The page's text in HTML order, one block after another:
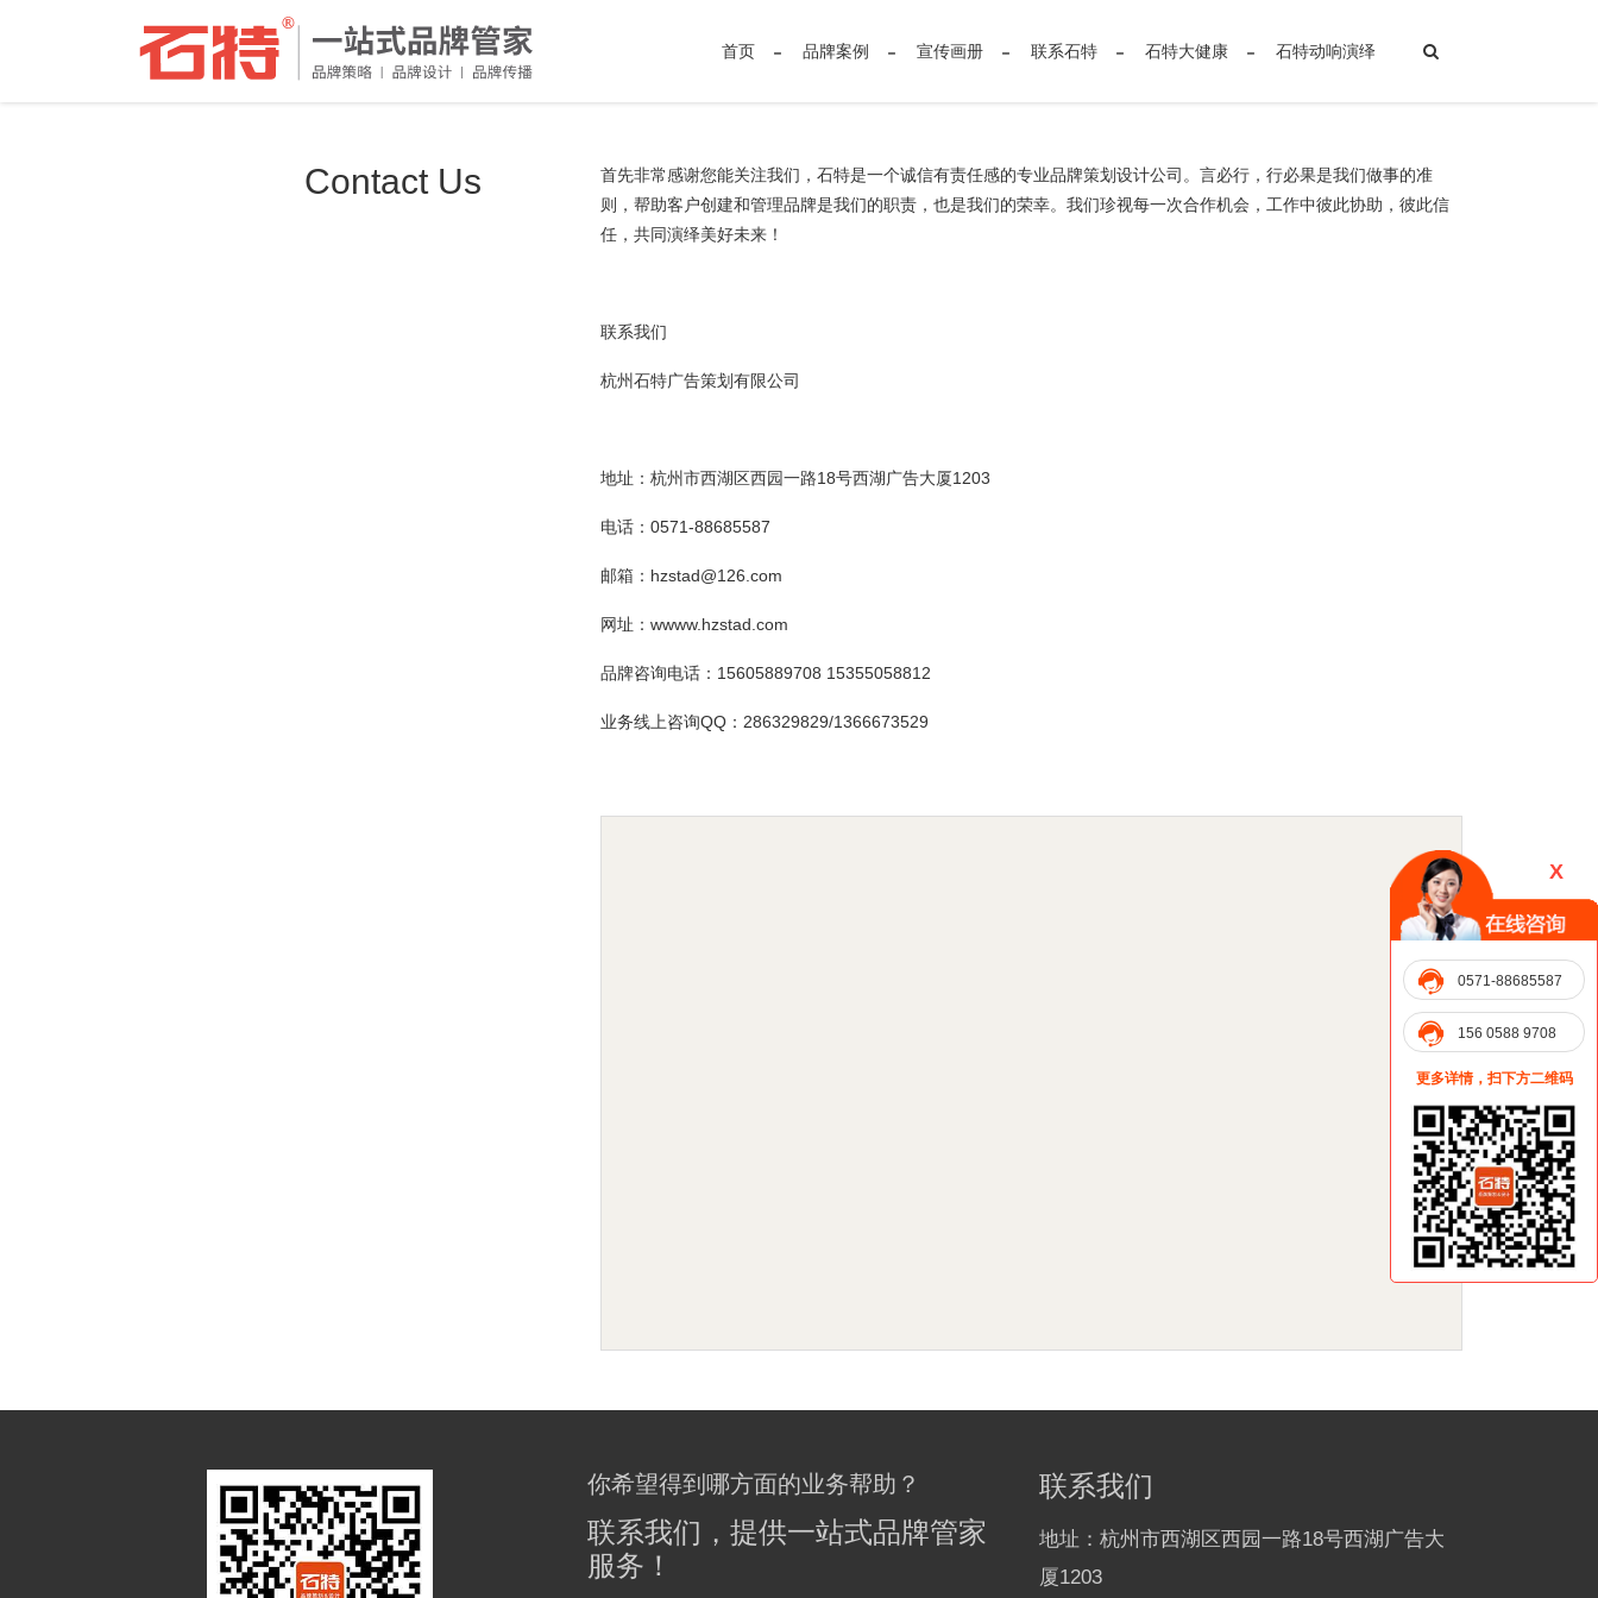
首页 品牌案例 宣传画册 联系石特 石特大健康 石特动响演绎
Contact Us
首先非常感谢您能关注我们，石特是一个诚信有责任感的专业品牌策划设计公司。言必行，行必果是我们做事的准
则，帮助客户创建和管理品牌是我们的职责，也是我们的荣幸。我们珍视每一次合作机会，工作中彼此协助，彼此信
任，共同演绎美好未来！
联系我们
杭州石特广告策划有限公司
地址：杭州市西湖区西园一路18号西湖广告大厦1203
电话： 0571-88685587
邮箱：hzstad@126.com
网址：wwww.hzstad.com
品牌咨询电话： 15605889708 15355058812
业务线上咨询QQ：286329829/1366673529
你希望得到哪方面的业务帮助？
联系我们，提供一站式品牌管家
服务！
联系我们
地址：杭州市西湖区西园一路18号西湖广告大
厦1203
X
0571-88685587
156 0588 9708
更多详情，扫下方二维码